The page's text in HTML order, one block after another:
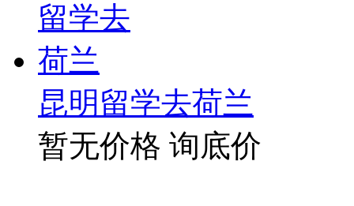
昆明留学去荷兰
暂无价格 询底价